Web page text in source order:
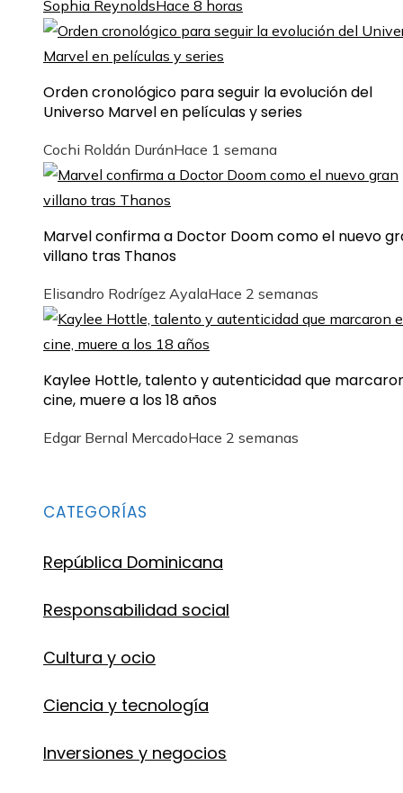
Sophia ReynoldsHace 8 horas
Orden cronológico para seguir la evolución del
Universo Marvel en películas y series
Cochi Roldán DuránHace 1 semana
Marvel confirma a Doctor Doom como el nuevo
villano tras Thanos
Elisandro Rodrígez AyalaHace 2 semanas
Kaylee Hottle, talento y autenticidad que
cine, muere a los 18 años
Edgar Bernal MercadoHace 2 semanas
CATEGORÍAS
República Dominicana
Responsabilidad social
Cultura y ocio
Ciencia y tecnología
Inversiones y negocios